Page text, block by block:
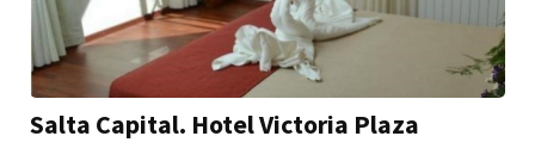
Salta Capital. Hotel Victoria Plaza